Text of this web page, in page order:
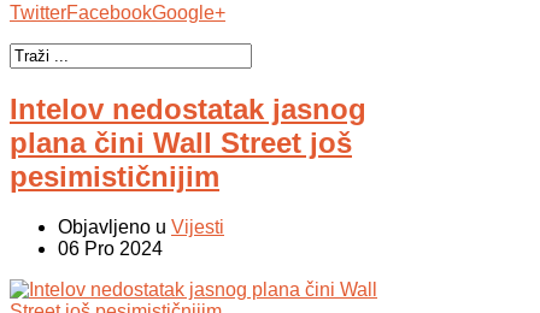
TwitterFacebookGoogle+
Intelov nedostatak jasnog
plana čini Wall Street još
pesimističnijim
Objavljeno u Vijesti
06 Pro 2024